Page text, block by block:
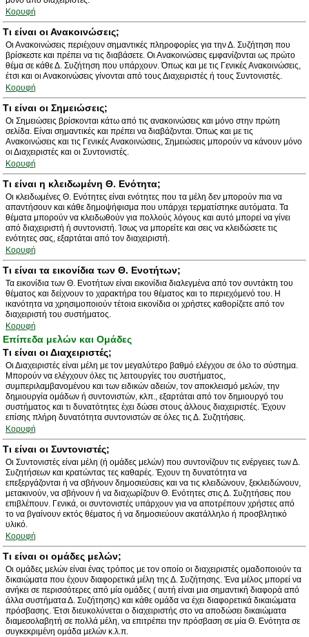
Κορυφή
Τι είναι οι Ανακοινώσεις;
Οι Ανακοινώσεις περιέχουν σημαντικές πληροφορίες για την Δ. Συζήτηση που
βρίσκεστε και πρέπει να τις διαβάσετε. Οι Ανακοινώσεις εμφανίζονται ως πρώτο
θέμα σε κάθε Δ. Συζήτηση που υπάρχουν. Όπως και με τις Γενικές Ανακοινώσεις,
έτσι και οι Ανακοινώσεις γίνονται από τους Διαχειριστές ή τους Συντονιστές.
Κορυφή
Τι είναι οι Σημειώσεις;
Οι Σημειώσεις βρίσκονται κάτω από τις ανακοινώσεις και μόνο στην πρώτη
σελίδα. Είναι σημαντικές και πρέπει να διαβάζονται. Όπως και με τις
Ανακοινώσεις και τις Γενικές Ανακοινώσεις, Σημειώσεις μπορούν να κάνουν μόνο
οι Διαχειριστές και οι Συντονιστές.
Κορυφή
Τι είναι η κλειδωμένη Θ. Ενότητα;
Οι κλειδωμένες Θ. Ενότητες είναι ενότητες που τα μέλη δεν μπορούν πια να
απαντήσουν και κάθε δημοψήφισμα που υπάρχει τερματίστηκε αυτόματα. Τα
θέματα μπορούν να κλειδωθούν για πολλούς λόγους και αυτό μπορεί να γίνει
από διαχειριστή ή συντονιστή. Ίσως να μπορείτε και σεις να κλειδώσετε τις
ενότητες σας, εξαρτάται από τον διαχειριστή.
Κορυφή
Τι είναι τα εικονίδια των Θ. Ενοτήτων;
Τα εικονίδια των Θ. Ενοτήτων είναι εικονίδια διαλεγμένα από τον συντάκτη του
θέματος και δείχνουν το χαρακτήρα του θέματος και το περιεχόμενό του. Η
ικανότητα να χρησιμοποιούν τέτοια εικονίδια οι χρήστες καθορίζετε από τον
διαχειριστή του συστήματος.
Κορυφή
Επίπεδα μελών και Ομάδες
Τι είναι οι Διαχειριστές;
Οι Διαχειριστές είναι μέλη με τον μεγαλύτερο βαθμό ελέγχου σε όλο το σύστημα.
Μπορούν να ελέγχουν όλες τις λειτουργίες του συστήματος,
συμπεριλαμβανομένου και των ειδικών αδειών, τον αποκλεισμό μελών, την
δημιουργία ομάδων ή συντονιστών, κλπ., εξαρτάται από τον δημιουργό του
συστήματος και τι δυνατότητες έχει δώσει στους άλλους διαχειριστές. Έχουν
επίσης πλήρη δυνατότητα συντονιστών σε όλες τις Δ. Συζητήσεις.
Κορυφή
Τι είναι οι Συντονιστές;
Οι Συντονιστές είναι μέλη (ή ομάδες μελών) που συντονίζουν τις ενέργειες των Δ.
Συζητήσεων και κρατώντας τες καθαρές. Έχουν τη δυνατότητα να
επεξεργάζονται ή να σβήνουν δημοσιεύσεις και να τις κλειδώνουν, ξεκλειδώνουν,
μετακινούν, να σβήνουν ή να διαχωρίζουν Θ. Ενότητες στις Δ. Συζητήσεις που
επιβλέπουν. Γενικά, οι συντονιστές υπάρχουν για να αποτρέπουν χρήστες από
το να βγαίνουν εκτός θέματος ή να δημοσιεύουν ακατάλληλο ή προσβλητικό
υλικό.
Κορυφή
Τι είναι οι ομάδες μελών;
Οι ομάδες μελών είναι ένας τρόπος με τον οποίο οι διαχειριστές ομαδοποιούν τα
δικαιώματα που έχουν διαφορετικά μέλη της Δ. Συζήτησης. Ένα μέλος μπορεί να
ανήκει σε περισσότερες από μία ομάδες ( αυτή είναι μια σημαντική διαφορά από
άλλα συστήματα Δ. Συζήτησης) και κάθε ομάδα να έχει διαφορετικά δικαιώματα
πρόσβασης. Έτσι διευκολύνεται ο διαχειριστής στο να αποδώσει δικαιώματα
διαμεσολαβητή σε πολλά μέλη, να επιτρέπει την πρόσβαση σε μία Θ. Ενότητα σε
συγκεκριμένη ομάδα μελών κ.λ.π.